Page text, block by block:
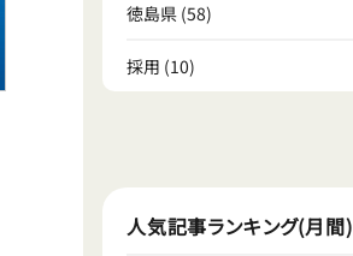
徳島県 (58)
採用 (10)
人気記事ランキング(月間)